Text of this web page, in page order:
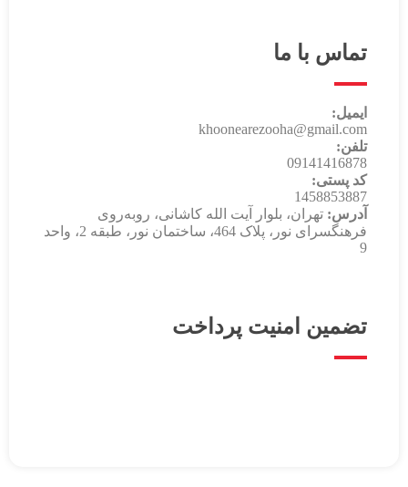
تماس با ما
ایمیل:
khoonearezooha@gmail.com
تلفن:
09141416878
کد پستی:
1458853887
آدرس: تهران، بلوار آیت الله کاشانی، روبه‌روی
فرهنگسرای نور، پلاک 464، ساختمان نور، طبقه 2، واحد
9
تضمین امنیت پرداخت